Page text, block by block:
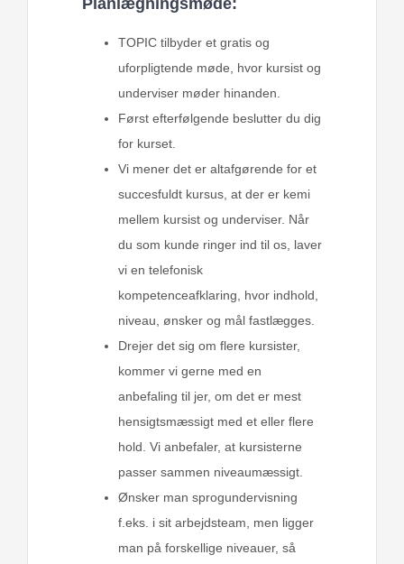
TOPIC tilbyder et gratis og
uforpligtende møde, hvor kursist og
underviser møder hinanden.
Først efterfølgende beslutter du dig
for kurset.
Vi mener det er altafgørende for et
succesfuldt kursus, at der er kemi
mellem kursist og underviser. Når
du som kunde ringer ind til os, laver
vi en telefonisk
kompetenceafklaring, hvor indhold,
niveau, ønsker og mål fastlægges.
Drejer det sig om flere kursister,
kommer vi gerne med en
anbefaling til jer, om det er mest
hensigtsmæssigt med et eller flere
hold. Vi anbefaler, at kursisterne
passer sammen niveaumæssigt.
Ønsker man sprogundervisning
f.eks. i sit arbejdsteam, men ligger
man på forskellige niveauer, så